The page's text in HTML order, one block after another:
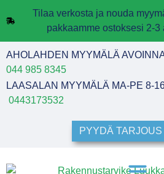
Tilaa verkosta ja nouda
pakkaamme ostoksesi 2-
AHOLAHDEN MYYMÄLÄ
044 985 8345
LAASALAN MYYMÄLÄ MA-PE 8-
0443173532
PYYDÄ